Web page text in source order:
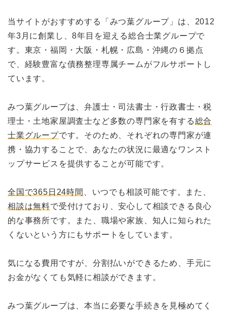
当サイトがおすすめする「みつ葉グループ」は、2012
年3月に創業し、8年目を迎える総合士業グループで
す。東京・福岡・大阪・札幌・広島・沖縄の６拠点
で、経験豊富な債務整理専属チームがフルサポートし
ています。
みつ葉グループは、弁護士・司法書士・行政書士・税
理士・土地家屋調査士など多数の専門家を有する総合
士業グループです。そのため、それぞれの専門家が連
携・協力することで、あなたの状況に最適なワンスト
ップサービスを提供することが可能です。
全国で365日24時間
、いつでも相談可能です。また、
相談は無料で受付けており、安心して相談できる良心
的な事務所です。また、職場や家族、知人に知られた
くないという方にもサポートをしています。
気になる費用ですが、分割払いができるため、手元に
お金がなくても気軽に相談ができます。
みつ葉グループは、本当に必要な手続きを見極めてく